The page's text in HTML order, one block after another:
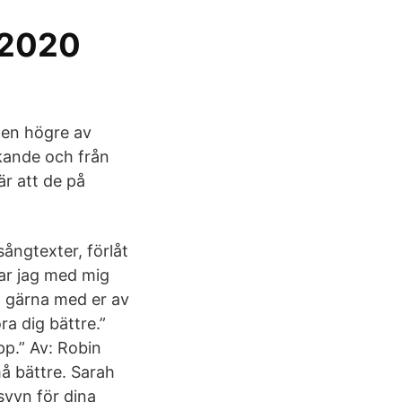
högre av
och från
att de på
förlåt
jag med mig
gärna med er av
dig bättre.”
Av: Robin
bättre. Sarah
för dina